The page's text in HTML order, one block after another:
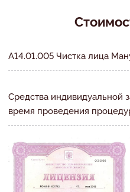
А14.01.005 Чистка лица
Средства индивидуальной
время проведения